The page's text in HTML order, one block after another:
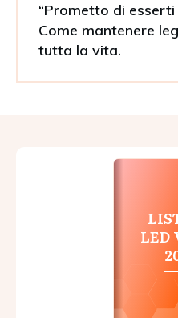
“Prometto di esserti
Come mantenere
tutta la vita.
LED